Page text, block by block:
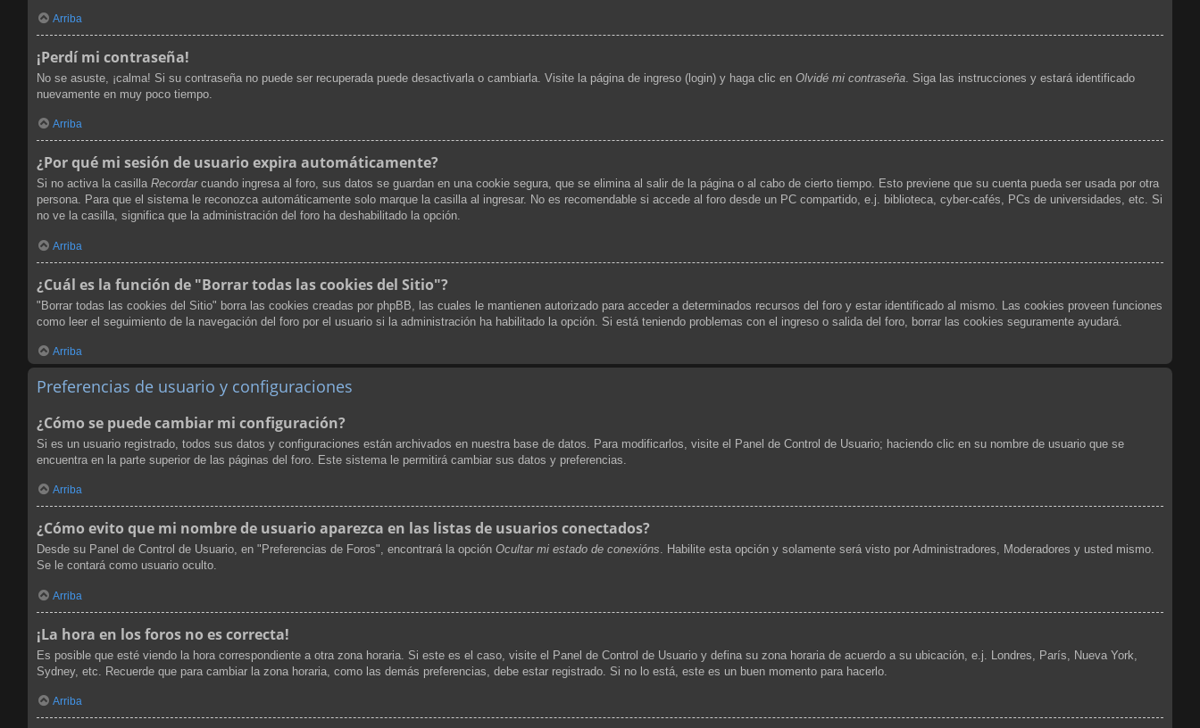
Arriba
¡Perdí mi contraseña!
No se asuste, ¡calma! Si su contraseña no puede ser recuperada puede desactivarla o cambiarla. Visite la página de ingreso (login) y haga clic en Olvidé mi contraseña . Siga las instrucciones y estará identificado
nuevamente en muy poco tiempo.
Arriba
¿Por qué mi sesión de usuario expira automáticamente?
Si no activa la casilla Recordarcuando ingresa al foro, sus datos se guardan en una cookie segura, que se elimina al salir de la página o al cabo de cierto tiempo. Esto previene que su cuenta pueda ser usada por otra
persona. Para que el sistema le reconozca automáticamente solo marque la casilla al ingresar. No es recomendable si accede al foro desde un PC compartido, e.j. biblioteca, cyber-cafés, PCs de universidades, etc. Si
no ve la casilla, significa que la administración del foro ha deshabilitado la opción.
Arriba
¿Cuál es la función de "Borrar todas las cookies del Sitio"?
"Borrar todas las cookies del Sitio" borra las cookies creadas por phpBB, las cuales le mantienen autorizado para acceder a determinados recursos del foro y estar identificado al mismo. Las cookies proveen funciones
como leer el seguimiento de la navegación del foro por el usuario si la administración ha habilitado la opción. Si está teniendo problemas con el ingreso o salida del foro, borrar las cookies seguramente ayudará.
Arriba
Preferencias de usuario y configuraciones
¿Cómo se puede cambiar mi configuración?
Si es un usuario registrado, todos sus datos y configuraciones están archivados en nuestra base de datos. Para modificarlos, visite el Panel de Control de Usuario; haciendo clic en su nombre de usuario que se
encuentra en la parte superior de las páginas del foro. Este sistema le permitirá cambiar sus datos y preferencias.
Arriba
¿Cómo evito que mi nombre de usuario aparezca en las listas de usuarios conectados?
Desde su Panel de Control de Usuario, en "Preferencias de Foros", encontrará la opción Ocultar mi estado de conexións. Habilite esta opción y solamente será visto por Administradores, Moderadores y usted mismo.
Se le contará como usuario oculto.
Arriba
¡La hora en los foros no es correcta!
Es posible que esté viendo la hora correspondiente a otra zona horaria. Si este es el caso, visite el Panel de Control de Usuario y defina su zona horaria de acuerdo a su ubicación, e.j. Londres, París, Nueva York,
Sydney, etc. Recuerde que para cambiar la zona horaria, como las demás preferencias, debe estar registrado. Si no lo está, este es un buen momento para hacerlo.
Arriba